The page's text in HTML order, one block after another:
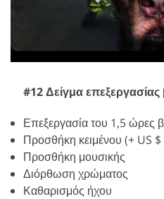
#12 Δείγμα επεξεργασίας
Επεξεργασία του 1,5 ώρες
Προσθήκη κειμένου (+ US $
Προσθήκη μουσικής
Διόρθωση χρώματος
Καθαρισμός ήχου